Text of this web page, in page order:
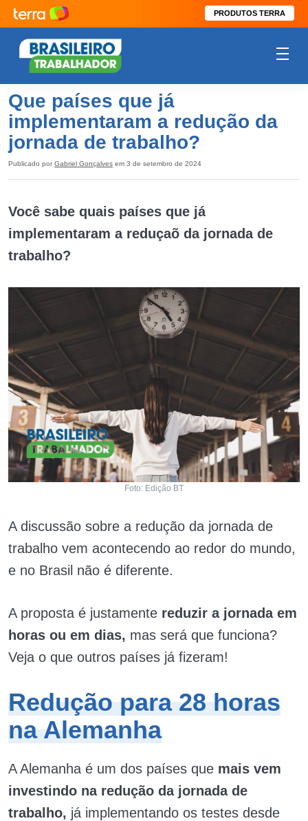
PRODUTOS TERRA
Que países que já
implementaram a redução da
jornada de trabalho?
Publicado por Gabriel Gonçalves em 3 de setembro de 2024
Você sabe quais países que já
implementaram a reduçaõ da jornada de
trabalho?
Foto: Edição BT
A discussão sobre a redução da jornada de
trabalho vem acontecendo ao redor do mundo,
e no Brasil não é diferente.
A proposta é justamente reduzir a jornada em
horas ou em dias, mas será que funciona?
Veja o que outros países já fizeram!
Redução para 28 horas
na Alemanha
A Alemanha é um dos países que mais vem
investindo na redução da jornada de
trabalho, já implementando os testes desde